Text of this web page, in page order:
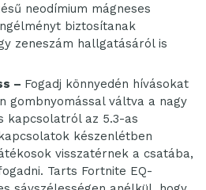
neodímium mágneses
biztosítanak
zeneszám hallgatásáról is
– Fogadj könnyedén hívásokat
gombnyomással váltva a nagy
kapcsolatról az 5.3-as
készenlétben
visszatérnek a csatába,
Tarts Fortnite EQ-